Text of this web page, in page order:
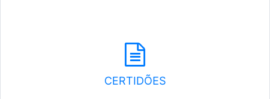
CERTIDÕES